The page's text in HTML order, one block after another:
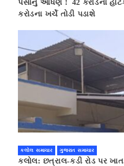
પૈસાનું આંધણ ! 42 કરોડના
કરોડના ખર્ચે તોડી પડાશે
કલોલ સમાચાર ગુજરાત સમાચાર
કલોલ: છત્રાલ-કડી રોડ પર